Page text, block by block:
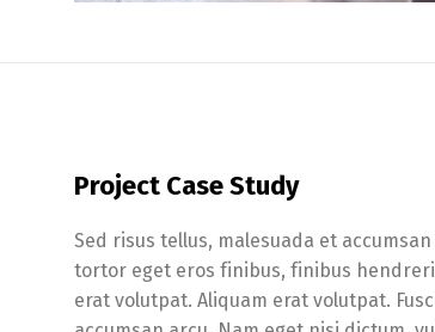
Project Case Study
Sed risus tellus, malesuada et
tortor eget eros finibus, finibus
erat volutpat. Aliquam erat volutpat.